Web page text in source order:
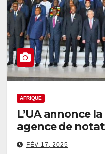
AFRIQUE
L’UA annonce
agence de
FÉV 17, 2025